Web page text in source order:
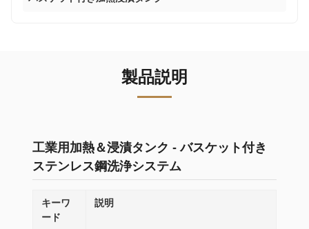
製品説明
工業用加熱＆浸漬タンク - バスケット付き
ステンレス鋼洗浄システム
キーワ
ード
説明